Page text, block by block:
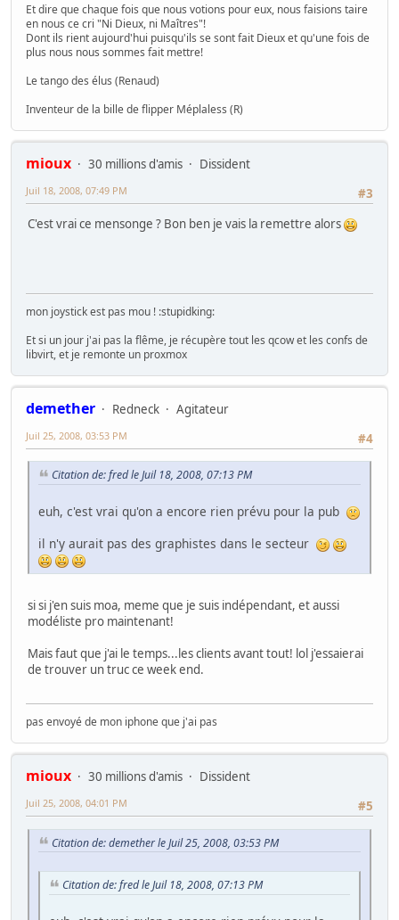
Et dire que chaque fois que nous votions pour eux, nous faisions taire
en nous ce cri "Ni Dieux, ni Maîtres"!
Dont ils rient aujourd'hui puisqu'ils se sont fait Dieux et qu'une fois de
plus nous nous sommes fait mettre!
Le tango des élus (Renaud)
Inventeur de la bille de flipper Méplaless (R)
mioux 30 millions d'amis
Dissident
#3
Juil 18, 2008, 07:49 PM
C'est vrai ce mensonge ? Bon ben je vais la remettre alors
mon joystick est pas mou ! :stupidking:
Et si un jour j'ai pas la flême, je récupère tout les qcow et les confs de
libvirt, et je remonte un proxmox
demether Redneck
Agitateur
#4
Juil 25, 2008, 03:53 PM
Citation de: fred le Juil 18, 2008, 07:13 PM
euh, c'est vrai qu'on a encore rien prévu pour la pub
il n'y aurait pas des graphistes dans le secteur
si si j'en suis moa, meme que je suis indépendant, et aussi
modéliste pro maintenant!
Mais faut que j'ai le temps...les clients avant tout! lol j'essaierai
de trouver un truc ce week end.
pas envoyé de mon iphone que j'ai pas
mioux 30 millions d'amis
Dissident
#5
Juil 25, 2008, 04:01 PM
Citation de: demether le Juil 25, 2008, 03:53 PM
Citation de: fred le Juil 18, 2008, 07:13 PM